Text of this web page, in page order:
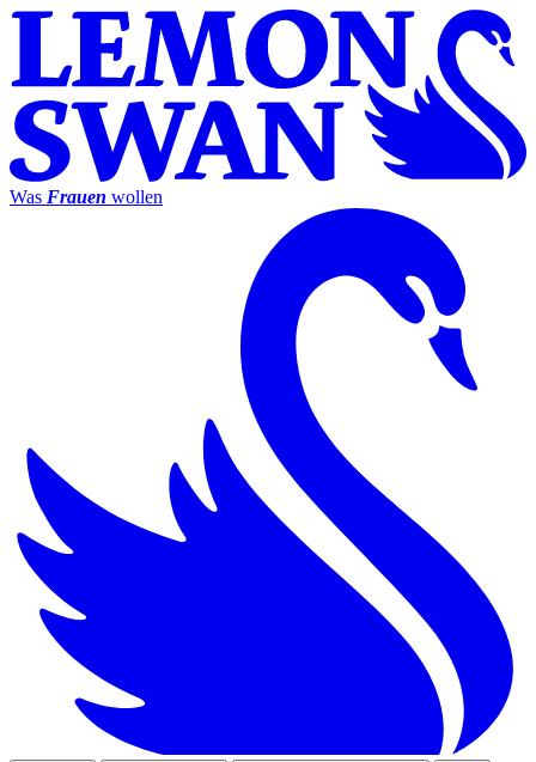
Was Frauen wollen